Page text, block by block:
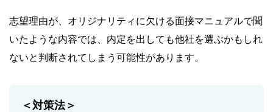
志望理由が、オリジナリティに欠ける面接マニュアルで聞
いたような内容では、内定を出しても他社を選ぶかもしれ
ないと判断されてしまう可能性があります。
＜対策法＞